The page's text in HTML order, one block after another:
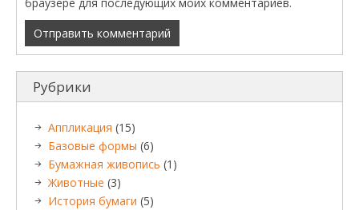
Рубрики
Аппликация (15)
Базовые формы (6)
Бумажная живопись (1)
Животные (3)
История бумаги (5)